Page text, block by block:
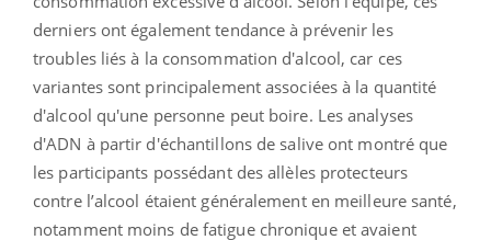
derniers ont également tendance à prévenir les
troubles liés à la consommation d'alcool, car ces
variantes sont principalement associées à la quantité
d'alcool qu'une personne peut boire. Les analyses
d'ADN à partir d'échantillons de salive ont montré que
les participants possédant des allèles protecteurs
contre l’alcool étaient généralement en meilleure santé,
notamment moins de fatigue chronique et avaient